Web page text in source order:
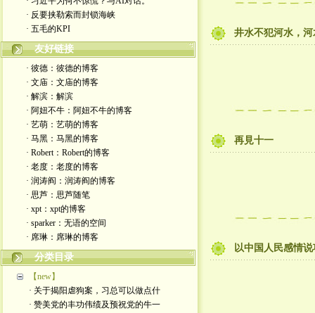
· 反要挟勒索而封锁海峡
· 五毛的KPI
友好链接
· 彼德：彼德的博客
· 文庙：文庙的博客
· 解滨：解滨
· 阿妞不牛：阿妞不牛的博客
· 艺萌：艺萌的博客
· 马黑：马黑的博客
· Robert：Robert的博客
· 老度：老度的博客
· 润涛阎：润涛阎的博客
· 思芦：思芦随笔
· xpt：xpt的博客
· sparker：无语的空间
· 席琳：席琳的博客
分类目录
【new】
· 关于揭阳虐狗案，习总可以做点什
· 赞美党的丰功伟绩及预祝党的牛一
井水不犯河水，
再見十一
以中国人民感情